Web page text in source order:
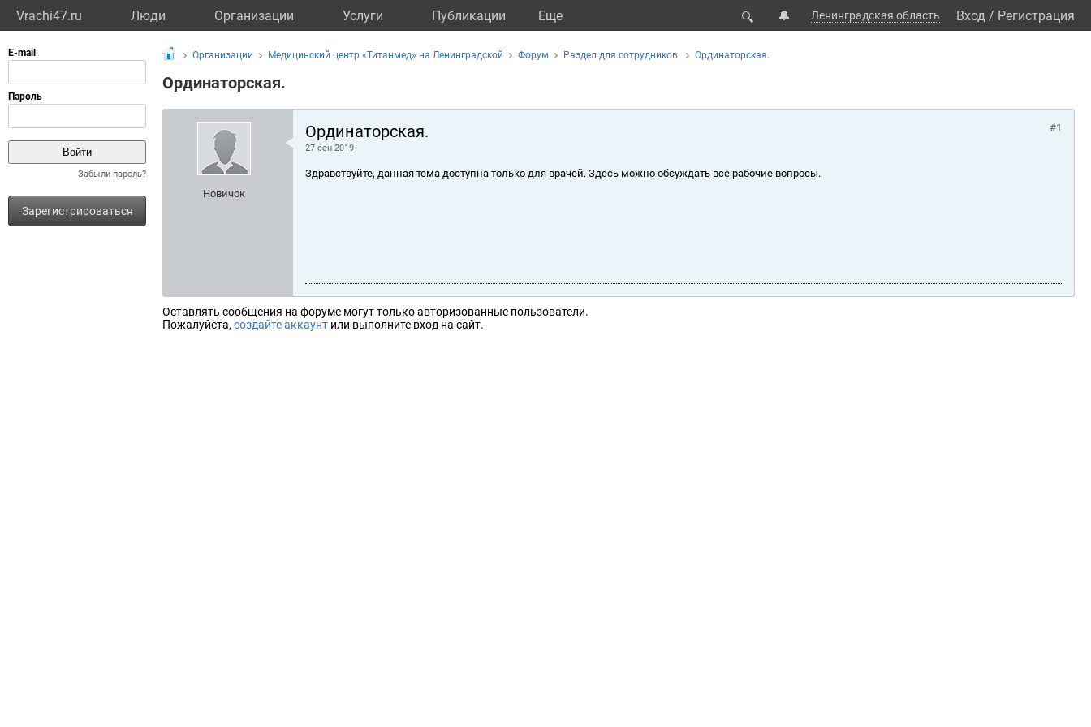
Vrachi47.ru Люди Организации Услуги Публикации Eще 🔍 🔔 Ленинградская область Вход / Регистрация
Забыли пароль?
Зарегистрироваться
Организации Медицинский центр «Титанмед» на Ленинградской Форум Раздел для сотрудников. Ординаторская.
Ординаторская.
Новичок
Ординаторская.
27 сен 2019
#1
Здравствуйте, данная тема доступна только для врачей. Здесь можно обсуждать все рабочие вопросы.
Оставлять сообщения на форуме могут только авторизованные пользователи.
Пожалуйста, создайте аккаунт или выполните вход на сайт.